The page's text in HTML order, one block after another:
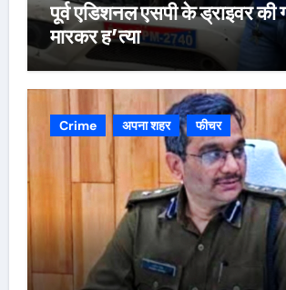
पूर्व एडिशनल एसपी के ड्राइवर की
मारकर ह’त्या
Crime अपना शहर फीचर